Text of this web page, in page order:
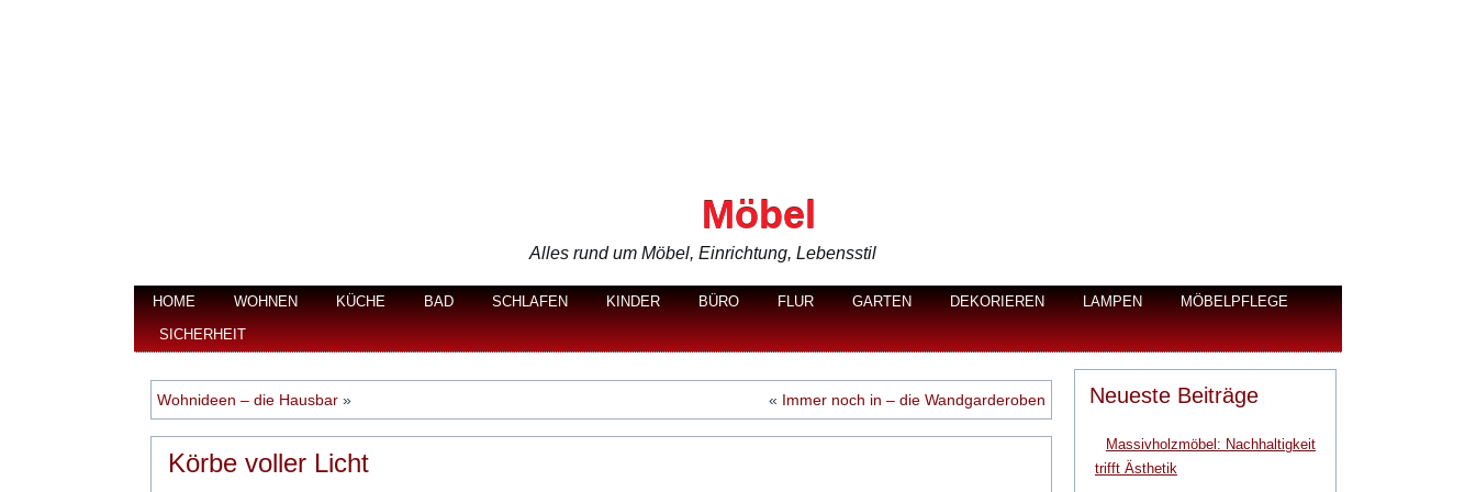
Möbel
Alles rund um Möbel, Einrichtung, Lebensstil
HOME WOHNEN KÜCHE BAD SCHLAFEN KINDER BÜRO FLUR GARTEN DEKORIEREN LAMPEN
MÖBELPFLEGE
SICHERHEIT
Wohnideen – die Hausbar » « Immer noch in – die Wandgarderoben
Körbe voller Licht
Neueste Beiträge
Massivholzmöbel: Nachhaltigkeit
trifft Ästhetik